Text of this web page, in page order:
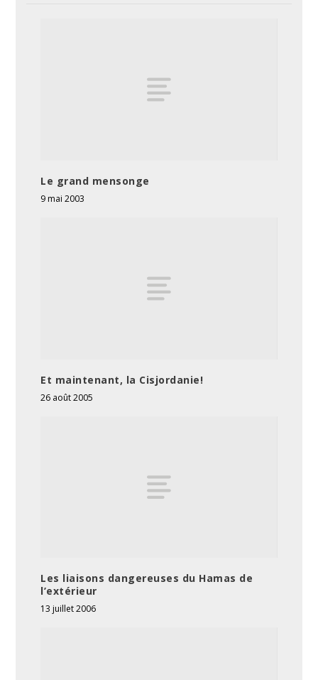
Le grand mensonge
9 mai 2003
Et maintenant, la Cisjordanie!
26 août 2005
Les liaisons dangereuses du Hamas de
l’extérieur
13 juillet 2006